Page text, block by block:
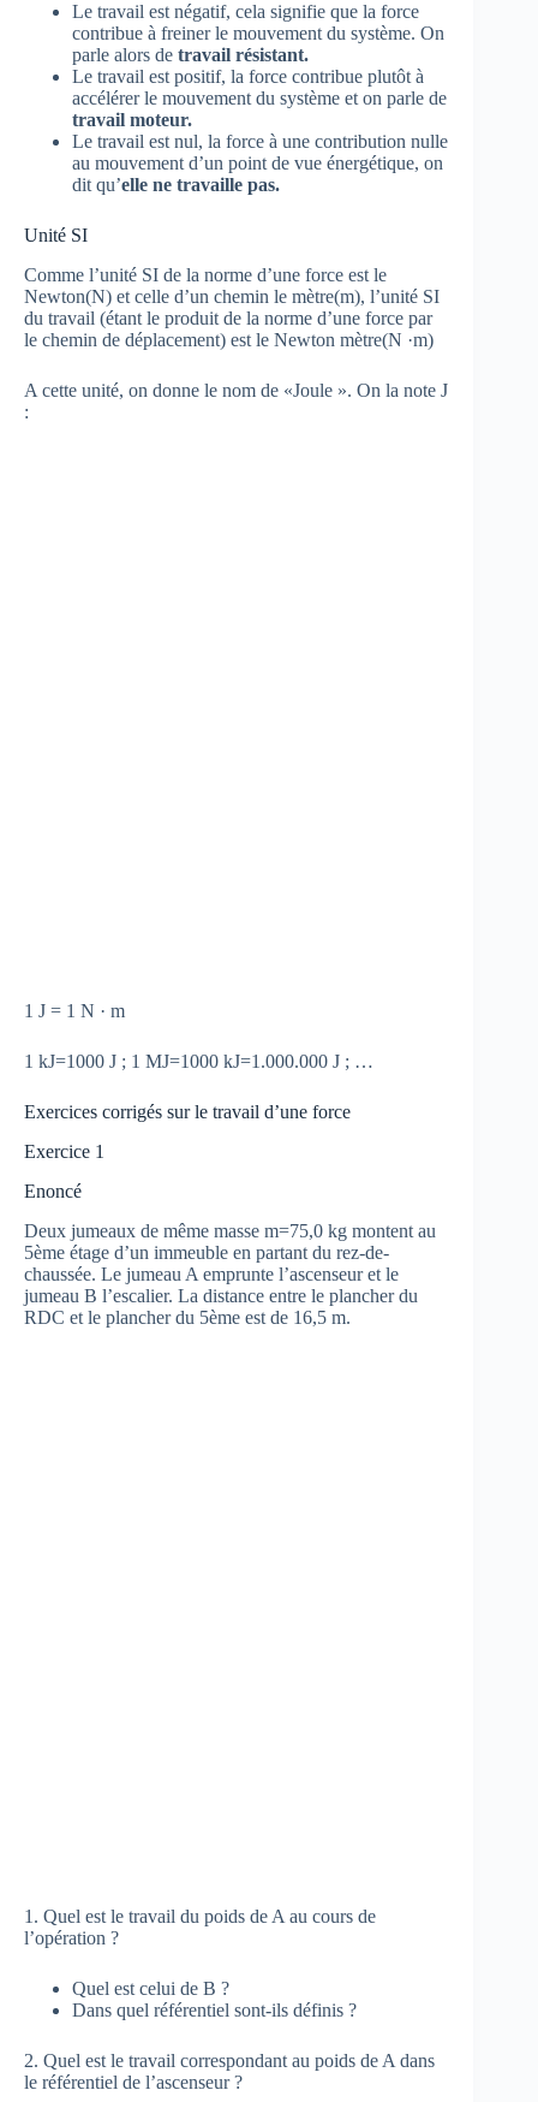
Le travail est négatif, cela signifie que la force
contribue à freiner le mouvement du système. On
parle alors de travail résistant.
Le travail est positif, la force contribue plutôt à
accélérer le mouvement du système et on parle de
travail moteur.
Le travail est nul, la force à une contribution nulle
au mouvement d’un point de vue énergétique, on
dit qu’elle ne travaille pas.
Unité SI
Comme l’unité SI de la norme d’une force est le
Newton(N) et celle d’un chemin le mètre(m), l’unité SI
du travail (étant le produit de la norme d’une force par
le chemin de déplacement) est le Newton mètre(N ·m)
A cette unité, on donne le nom de «Joule ». On la note J
:
1 J = 1 N · m
1 kJ=1000 J ; 1 MJ=1000 kJ=1.000.000 J ; …
Exercices corrigés sur le travail d’une force
Exercice 1
Enoncé
Deux jumeaux de même masse m=75,0 kg montent au
5ème étage d’un immeuble en partant du rez-de-
chaussée. Le jumeau A emprunte l’ascenseur et le
jumeau B l’escalier. La distance entre le plancher du
RDC et le plancher du 5ème est de 16,5 m.
1. Quel est le travail du poids de A au cours de
l’opération ?
Quel est celui de B ?
Dans quel référentiel sont-ils définis ?
2. Quel est le travail correspondant au poids de A dans
le référentiel de l’ascenseur ?